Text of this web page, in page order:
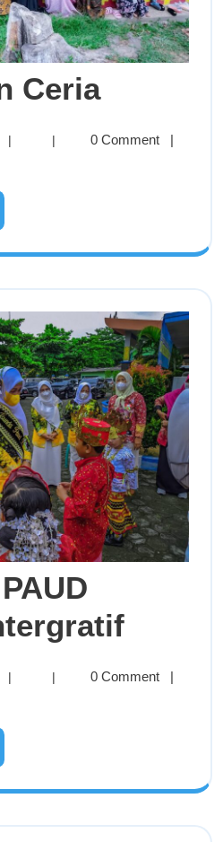
Ceria
| | 0 Comment |
| | 0 Comment |